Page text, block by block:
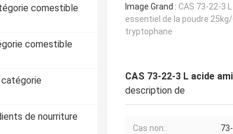
comestible
comestible
catégorie
de nourriture
Image Grand : CAS 73-22-3
essentiel de la poudre
tryptophane
CAS 73-22-3 L acide
description de
Cas non.: